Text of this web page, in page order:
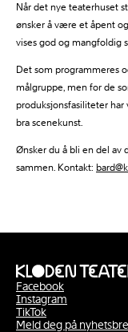
Når det nye teaterhuset
ønsker å være et åpent
vises god og mangfoldig
Det som programmeres
målgruppe, men for de
produksjonsfasiliteter
bra scenekunst.
Ønsker du å bli en del av
sammen. Kontakt:
Facebook
Instagram
TikTok
Meld deg på